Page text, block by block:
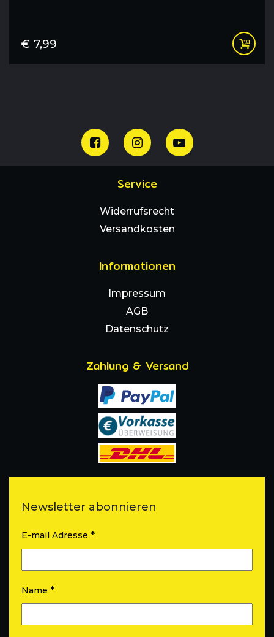
€ 7,99
Service
Widerrufsrecht
Versandkosten
Informationen
Impressum
AGB
Datenschutz
Zahlung & Versand
Newsletter abonnieren
E-mail Adresse *
Name *